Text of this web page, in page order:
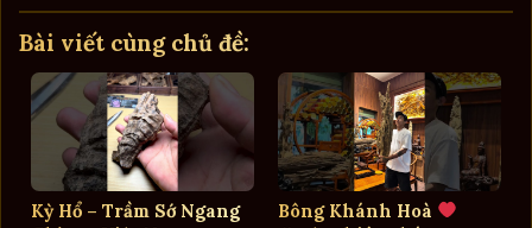
Bài viết cùng chủ đề:
Kỳ Hổ – Trầm Sớ Ngang
Bông Khánh Hoà